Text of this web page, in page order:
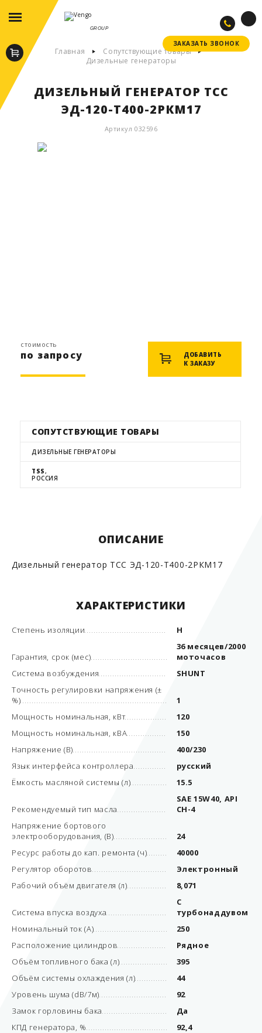
ЗАКАЗАТЬ ЗВОНОК
ЗАКАЗАТЬ ЗВОНОК
GROUP
Главная
Сопутствующие товары
Дизельные генераторы
ДИЗЕЛЬНЫЙ ГЕНЕРАТОР ТСС
ЭД-120-Т400-2РКМ17
Артикул 032596
стоимость
по запросу
ДОБАВИТЬ
К ЗАКАЗУ
СОПУТСТВУЮЩИЕ ТОВАРЫ
ДИЗЕЛЬНЫЕ ГЕНЕРАТОРЫ
TSS,
РОССИЯ
ОПИСАНИЕ
Дизельный генератор ТСС ЭД-120-Т400-2РКМ17
ХАРАКТЕРИСТИКИ
Степень изоляции H
Гарантия, срок (мес)
36 месяцев/2000
моточасов
Система возбуждения
SHUNT
Точность регулировки напряжения (±
%)
1
Мощность номинальная, кВт
120
Мощность номинальная, кВА
150
Напряжение (В)
400/230
Язык интерфейса контроллера
русский
Ёмкость масляной системы (л)
15.5
Рекомендуемый тип масла
SAE 15W40, API
CH-4
Напряжение бортового
электрооборудования, (В)
24
Ресурс работы до кап. ремонта (ч)
40000
Регулятор оборотов
Электронный
Рабочий объём двигателя (л)
8,071
Система впуска воздуха
С
турбонаддувом
Номинальный ток (А)
250
Расположение цилиндров
Рядное
Объём топливного бака (л)
395
Объём системы охлаждения (л)
44
Уровень шума (dB/7м)
92
Замок горловины бака
Да
КПД генератора, %
92,4